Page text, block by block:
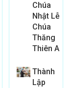
Chúa
Nhật Lễ
Chúa
Thăng
Thiên A
Thành
Lập